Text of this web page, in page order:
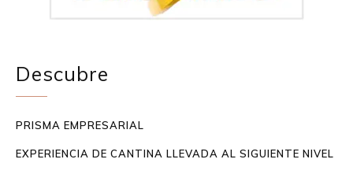
Descubre
PRISMA EMPRESARIAL
EXPERIENCIA DE CANTINA LLEVADA AL SIGUIENTE NIVEL